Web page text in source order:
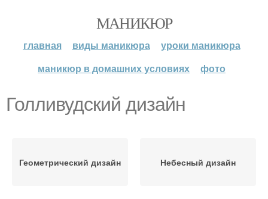
МАНИКЮР
главная виды маникюра
уроки маникюра
маникюр в домашних условиях
фото
Голливудский дизайн
Геометрический дизайн Небесный дизайн